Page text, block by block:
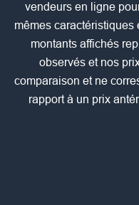
vendeurs en ligne
mêmes
montants affichés
observés et nos
comparaison et ne
rapport à un prix